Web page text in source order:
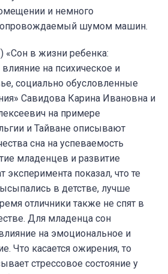
и немного
шумом машин.
«Сон в жизни ребенка:
на психическое и
социально обусловленные
Савидова Карина Ивановна и
на примере
и Тайване описывают
сна на успеваемость
младенцев и развитие
эксперимента показал, что те
в детстве, лучше
отличники также не спят в
Для младенца сон
на эмоциональное и
Что касается ожирения, то
стрессовое состояние у